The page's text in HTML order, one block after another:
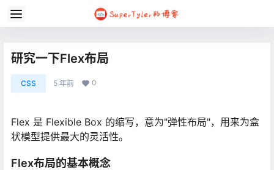
研究一下Flex布局
CSS 5 年前 0
Flex 是 Flexible Box 的缩写，意为"弹性布局"，用来为盒
状模型提供最大的灵活性。
Flex布局的基本概念